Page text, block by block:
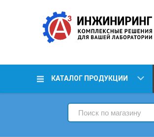
КАТАЛОГ ПРОДУКЦИИ